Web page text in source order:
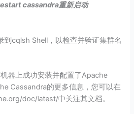
cassandra重新启动
到cqlsh Shell，以检查并验证集群名
器上成功安装并配置了Apache
Cassandra的更多信息，您可以在
doc/latest/中关注其文档。